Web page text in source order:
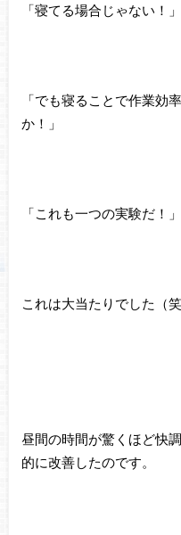
「寝てる場合じゃない！」
「でも寝ることで作業効
か！」
「これも一つの実験だ！」
これは大当たりでした（笑
昼間の時間が驚くほど快
的に改善したのです。